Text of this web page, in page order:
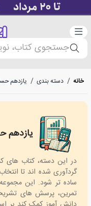
دسته‌بندی
جستجوی کتاب،
خانه / دسته بندی / یازدهم
یازدهم
در این دسته، کتاب های
گردآوری شده اند تا
ساده تر شود. این
تمرین، پرسش های